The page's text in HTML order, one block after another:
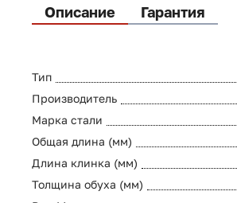
Описание Гарантия
Тип
Производитель
Марка стали
Общая длина (мм)
Длина клинка (мм)
Толщина обуха (мм)